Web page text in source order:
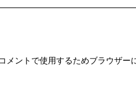
メントで使用するためブラウザー